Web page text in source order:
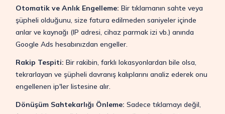
Otomatik ve Anlık Engelleme: Bir tıklamanın sahte veya
şüpheli olduğunu, size fatura edilmeden saniyeler içinde
anlar ve kaynağı (IP adresi, cihaz parmak izi vb.) anında
Google Ads hesabınızdan engeller.
Rakip Tespiti: Bir rakibin, farklı lokasyonlardan bile olsa,
tekrarlayan ve şüpheli davranış kalıplarını analiz ederek onu
engellenen ip'ler listesine alır.
Dönüşüm Sahtekarlığı Önleme: Sadece tıklamayı değil,